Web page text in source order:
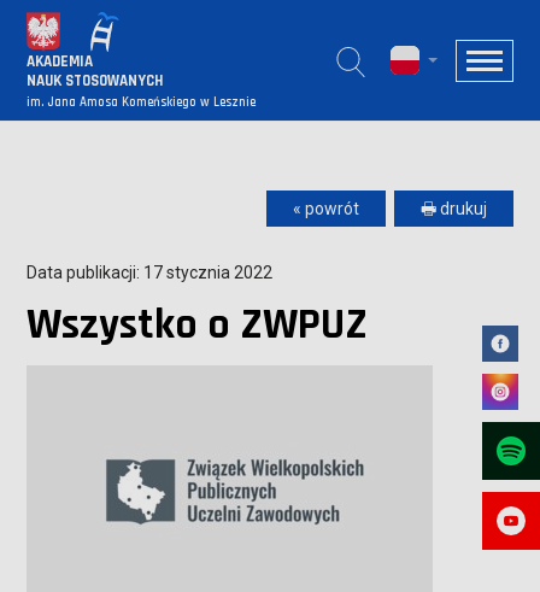
AKADEMIA
NAUK STOSOWANYCH
im. Jana Amosa Komeńskiego w Lesznie
« powrót 🖶 drukuj
Data publikacji: 17 stycznia 2022
Wszystko o ZWPUZ